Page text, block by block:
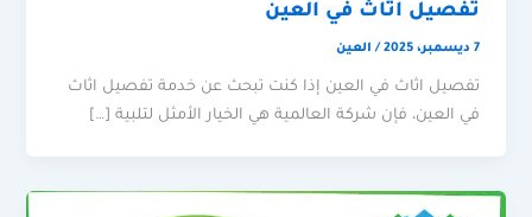
تفصيل اثاث في العين
7 ديسمبر، 2025 / العين
تفصيل اثاث في العين إذا كنت تبحث عن خدمة تفصيل اثاث
في العين، فإن شركة العالمية هي الخيار الأمثل لتلبية […]